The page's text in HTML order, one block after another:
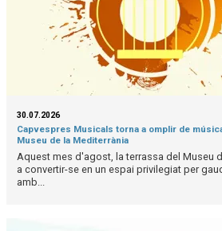
30.07.2026
Capvespres Musicals torna a omplir de
Museu de la Mediterrània
Aquest mes d'agost, la terrassa del Museu
a convertir-se en un espai privilegiat per
amb...